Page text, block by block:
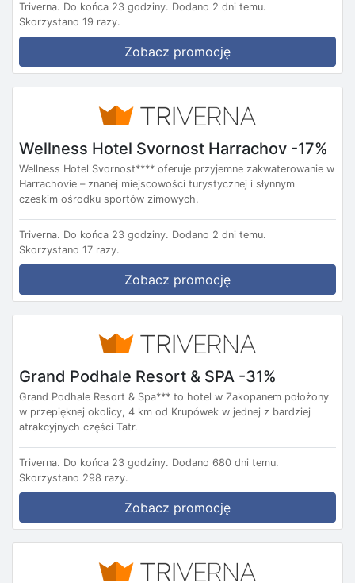
Triverna. Do końca 23 godziny. Dodano 2 dni temu.
Skorzystano 19 razy.
Zobacz promocję
Wellness Hotel Svornost Harrachov -17%
Wellness Hotel Svornost**** oferuje przyjemne zakwaterowanie w
Harrachovie – znanej miejscowości turystycznej i słynnym
czeskim ośrodku sportów zimowych.
Triverna. Do końca 23 godziny. Dodano 2 dni temu.
Skorzystano 17 razy.
Zobacz promocję
Grand Podhale Resort & SPA -31%
Grand Podhale Resort & Spa*** to hotel w Zakopanem położony
w przepięknej okolicy, 4 km od Krupówek w jednej z bardziej
atrakcyjnych części Tatr.
Triverna. Do końca 23 godziny. Dodano 680 dni temu.
Skorzystano 298 razy.
Zobacz promocję